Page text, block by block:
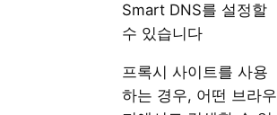
Smart DNS를 설정할
수 있습니다
프록시 사이트를 사용
하는 경우, 어떤 브라우